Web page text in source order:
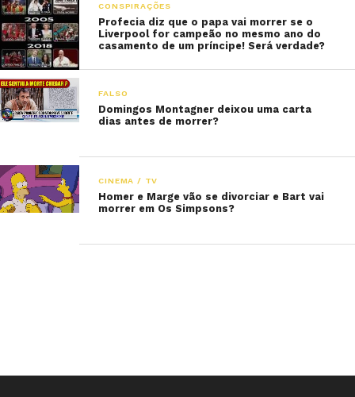
CONSPIRAÇÕES
Profecia diz que o papa vai morrer se o
Liverpool for campeão no mesmo ano do
casamento de um príncipe! Será verdade?
FALSO
Domingos Montagner deixou uma carta
dias antes de morrer?
CINEMA / TV
Homer e Marge vão se divorciar e Bart vai
morrer em Os Simpsons?